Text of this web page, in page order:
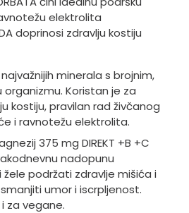
elektrolita
doprinosi zdravlju kostiju
minerala s brojnim,
Koristan je za
kostiju, pravilan rad živčanog
i ravnotežu elektrolita.
375 mg DIREKT +B +C
nadopunu
podržati zdravlje mišića i
umor i iscrpljenost.
za vegane.